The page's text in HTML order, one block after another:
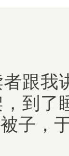
跟我
到了
子，